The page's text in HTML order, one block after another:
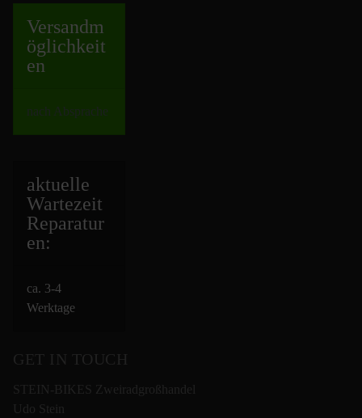
Versandm
öglichkeit
en
nach Absprache
aktuelle
Wartezeit
Reparatur
en:
ca. 3-4
Werktage
GET IN TOUCH
STEIN-BIKES Zweiradgroßhandel
Udo Stein